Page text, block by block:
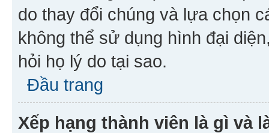
do thay đổi chúng và lựa chọn
không thể sử dụng hình đại
hỏi họ lý do tại sao.
Đầu trang
Xếp hạng thành viên là gì và